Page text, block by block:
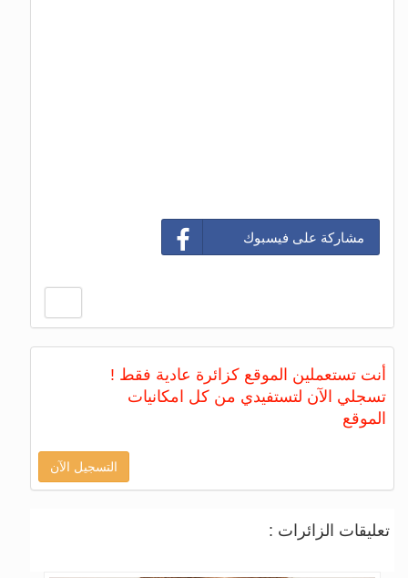
مشاركة على فيسبوك
أنت تستعملين الموقع كزائرة عادية فقط !
تسجلي الآن لتستفيدي من كل امكانيات
الموقع
التسجيل الآن
تعليقات الزائرات :